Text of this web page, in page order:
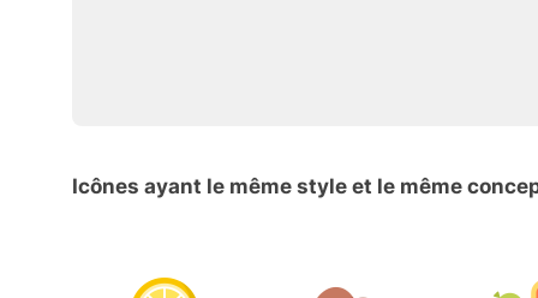
Icônes ayant le même style et le même